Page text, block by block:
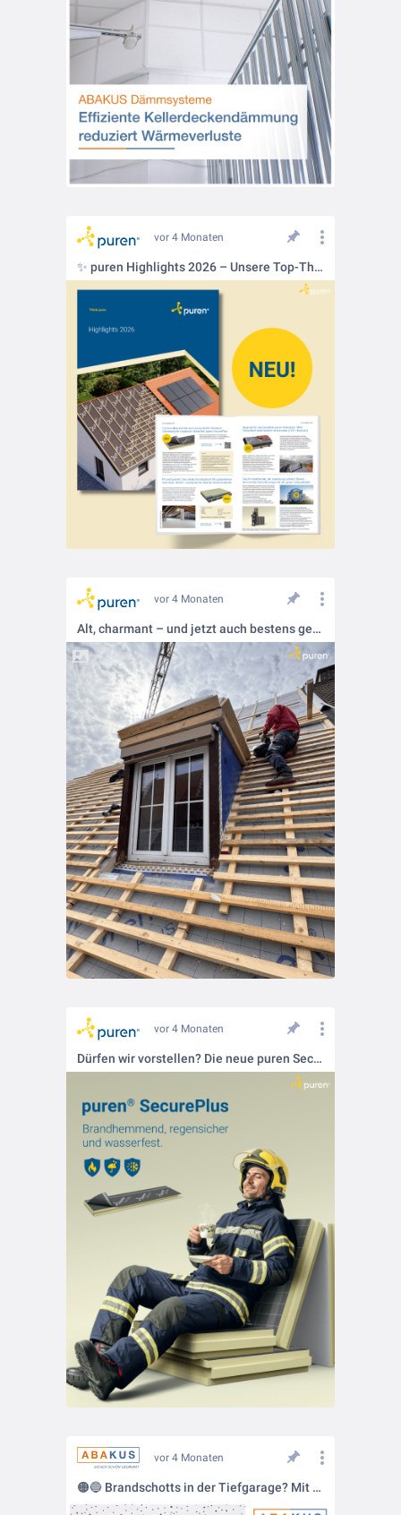
vor 4 Monaten
✨ puren Highlights 2026 – Unsere Top-Themen in diesem Jahr!
vor 4 Monaten
Alt, charmant – und jetzt auch bestens gedämmt.
vor 4 Monaten
Dürfen wir vorstellen? Die neue puren SecurePlus: Doppelte Sicherheit für Steildächer!
vor 4 Monaten
🟠🔵 Brandschotts in der Tiefgarage? Mit ABAKUS white light sauber gelöst